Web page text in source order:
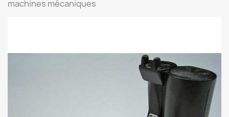
machines mécaniques